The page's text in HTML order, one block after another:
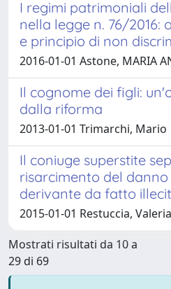
I regimi patrimoniali
nella legge n. 76/2016:
e principio di non
2016-01-01 Astone, MARIA
Il cognome dei figli:
dalla riforma
2013-01-01 Trimarchi, Mario
Il coniuge superstite
risarcimento del
derivante da fatto
2015-01-01 Restuccia, Valeria
Mostrati risultati da 10 a
29 di 69